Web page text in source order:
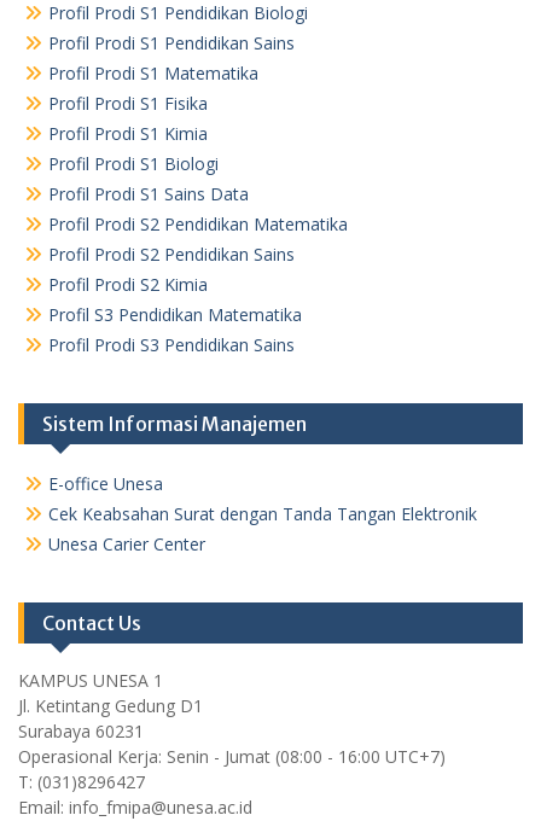
Profil Prodi S1 Pendidikan Biologi
Profil Prodi S1 Pendidikan Sains
Profil Prodi S1 Matematika
Profil Prodi S1 Fisika
Profil Prodi S1 Kimia
Profil Prodi S1 Biologi
Profil Prodi S1 Sains Data
Profil Prodi S2 Pendidikan Matematika
Profil Prodi S2 Pendidikan Sains
Profil Prodi S2 Kimia
Profil S3 Pendidikan Matematika
Profil Prodi S3 Pendidikan Sains
Sistem Informasi Manajemen
E-office Unesa
Cek Keabsahan Surat dengan Tanda Tangan Elektronik
Unesa Carier Center
Contact Us
KAMPUS UNESA 1
Jl. Ketintang Gedung D1
Surabaya 60231
Operasional Kerja: Senin - Jumat (08:00 - 16:00 UTC+7)
T: (031)8296427
Email: info_fmipa@unesa.ac.id